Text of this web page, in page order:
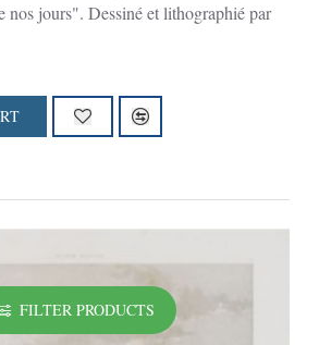
nos jours". Dessiné et lithographié par
FILTER PRODUCTS